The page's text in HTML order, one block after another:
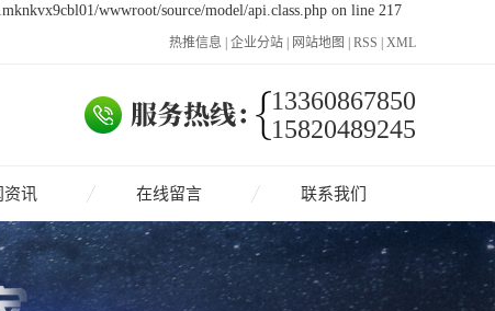
wwwroot/source/model/api.class.php on line 217
热推信息 企业分站 网站地图 RSS XML
13360867850
15820489245
资讯 在线留言 联系我们